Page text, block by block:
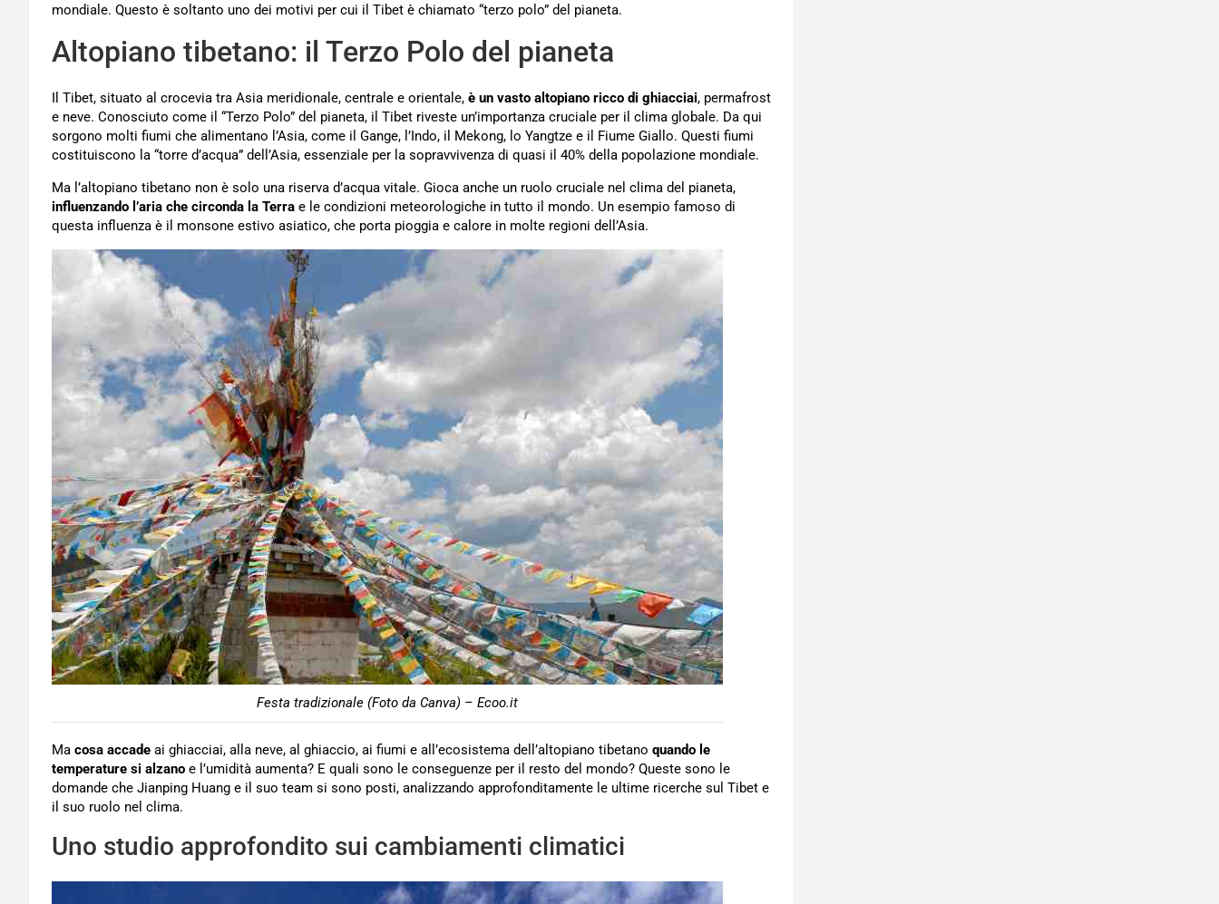
mondiale. Questo è soltanto uno dei motivi per cui il Tibet è chiamato “terzo polo” del pianeta.
Altopiano tibetano: il Terzo Polo del pianeta
Il Tibet, situato al crocevia tra Asia meridionale, centrale e orientale, è un vasto altopiano ricco di ghiacciai, permafrost
e neve. Conosciuto come il “Terzo Polo” del pianeta, il Tibet riveste un’importanza cruciale per il clima globale. Da qui
sorgono molti fiumi che alimentano l’Asia, come il Gange, l’Indo, il Mekong, lo Yangtze e il Fiume Giallo. Questi fiumi
costituiscono la “torre d’acqua” dell’Asia, essenziale per la sopravvivenza di quasi il 40% della popolazione mondiale.
Ma l’altopiano tibetano non è solo una riserva d’acqua vitale. Gioca anche un ruolo cruciale nel clima del pianeta,
influenzando l’aria che circonda la Terra e le condizioni meteorologiche in tutto il mondo. Un esempio famoso di
questa influenza è il monsone estivo asiatico, che porta pioggia e calore in molte regioni dell’Asia.
Festa tradizionale (Foto da Canva) – Ecoo.it
Ma cosa accade ai ghiacciai, alla neve, al ghiaccio, ai fiumi e all’ecosistema dell’altopiano tibetano quando le
temperature si alzano e l’umidità aumenta? E quali sono le conseguenze per il resto del mondo? Queste sono le
domande che Jianping Huang e il suo team si sono posti, analizzando approfonditamente le ultime ricerche sul Tibet e
il suo ruolo nel clima.
Uno studio approfondito sui cambiamenti climatici